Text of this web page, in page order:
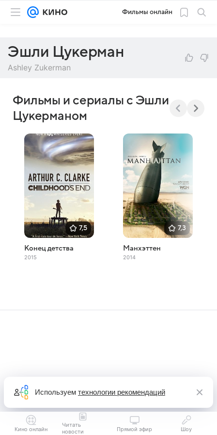
Фильмы онлайн
Эшли Цукерман
Ashley Zukerman
Фильмы и сериалы с Эшли
Цукерманом
7,5
Конец детства
2015
7,3
Манхэттен
2014
Кино онлайн
Читать
новости
Прямой эфир Шоу
Используем технологии рекомендаций